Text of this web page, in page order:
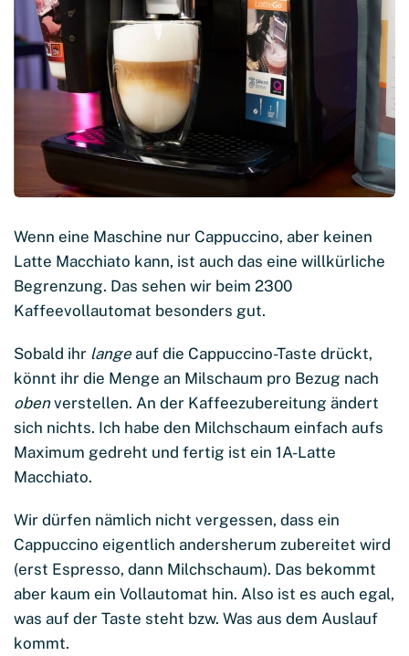
Wenn eine Maschine nur Cappuccino, aber keinen
Latte Macchiato kann, ist auch das eine willkürliche
Begrenzung. Das sehen wir beim 2300
Kaffeevollautomat besonders gut.
Sobald ihr lange auf die Cappuccino-Taste drückt,
könnt ihr die Menge an Milschaum pro Bezug nach
obenverstellen. An der Kaffeezubereitung ändert
sich nichts. Ich habe den Milchschaum einfach aufs
Maximum gedreht und fertig ist ein 1A-Latte
Macchiato.
Wir dürfen nämlich nicht vergessen, dass ein
Cappuccino eigentlich andersherum zubereitet wird
(erst Espresso, dann Milchschaum). Das bekommt
aber kaum ein Vollautomat hin. Also ist es auch egal,
was auf der Taste steht bzw. Was aus dem Auslauf
kommt.